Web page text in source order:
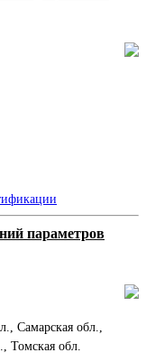
параметров
Самарская обл.,
Томская обл.